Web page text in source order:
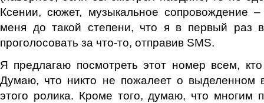
Ксении, сюжет, музыкальное сопровождение
меня до такой степени, что я в первый раз
проголосовать за что-то, отправив SMS.
Я предлагаю посмотреть этот номер всем,
Думаю, что никто не пожалеет о выделенном
этого ролика. Кроме того, думаю, что многим